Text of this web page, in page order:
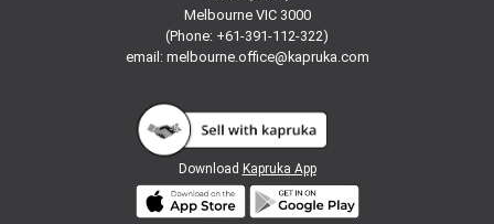
Melbourne VIC 3000
(Phone: +61-391-112-322)
email: melbourne.office@kapruka.com
Download Kapruka App